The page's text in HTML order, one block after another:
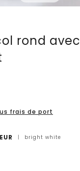
rond avec
frais de port
| bright white